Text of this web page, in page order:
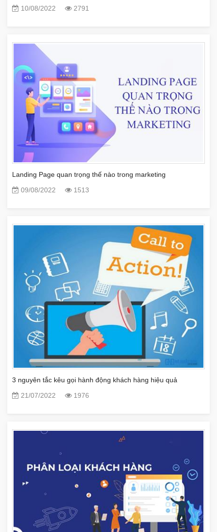
10/08/2022 2791
Landing Page quan trọng thế nào trong marketing
09/08/2022
1513
3 nguyên tắc kêu gọi hành động khách hàng hiệu quả
21/07/2022
1976